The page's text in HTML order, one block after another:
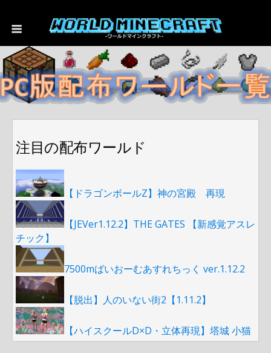
注目の配布ワールド
【ドラゴンボールZ】神の宮殿 再現
【JEVer1.12.2】THE GATES 【新感覚アスレ
チック】
7500mばいおーむあすれちっく ver.1.12.2
【脱出】人のいない街2【1.11.2】
【ハイスクールD×D・立体再現】塔城 小猫